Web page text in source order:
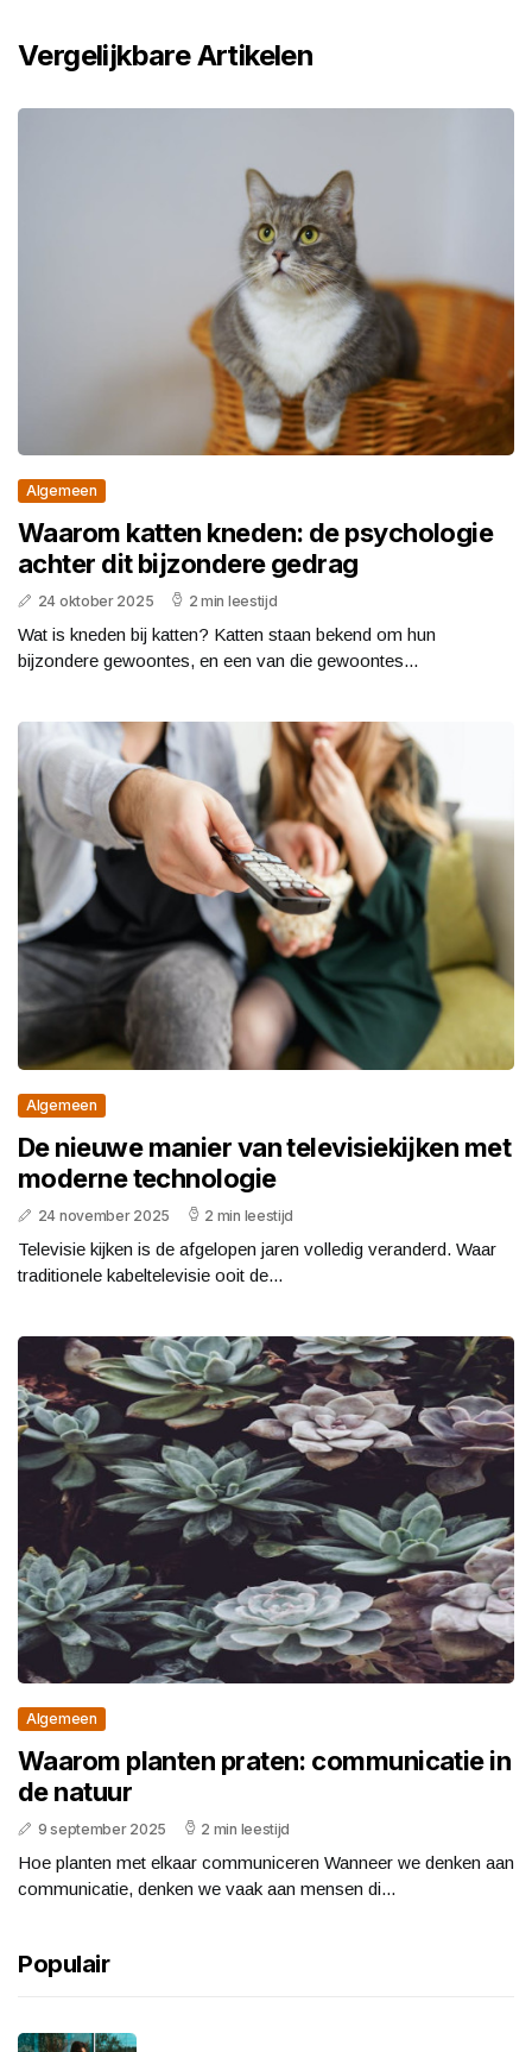
Vergelijkbare Artikelen
Algemeen
Waarom katten kneden: de psychologie
achter dit bijzondere gedrag
24 oktober 2025 2 min leestijd
Wat is kneden bij katten? Katten staan bekend om hun
bijzondere gewoontes, en een van die gewoontes...
Algemeen
De nieuwe manier van televisiekijken met
moderne technologie
24 november 2025 2 min leestijd
Televisie kijken is de afgelopen jaren volledig veranderd. Waar
traditionele kabeltelevisie ooit de...
Algemeen
Waarom planten praten: communicatie in
de natuur
9 september 2025 2 min leestijd
Hoe planten met elkaar communiceren Wanneer we denken aan
communicatie, denken we vaak aan mensen di...
Populair